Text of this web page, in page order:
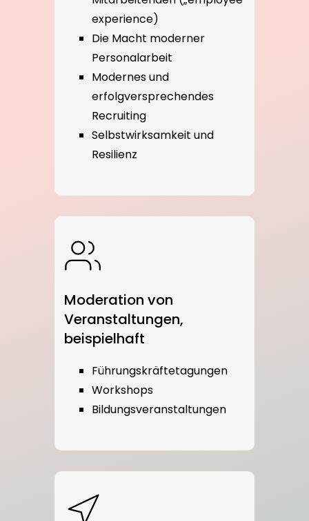
experience)
Die Macht moderner
Personalarbeit
Modernes und
erfolgversprechendes
Recruiting
Selbstwirksamkeit und
Resilienz
Moderation von
Veranstaltungen,
beispielhaft
Führungskräftetagungen
Workshops
Bildungsveranstaltungen